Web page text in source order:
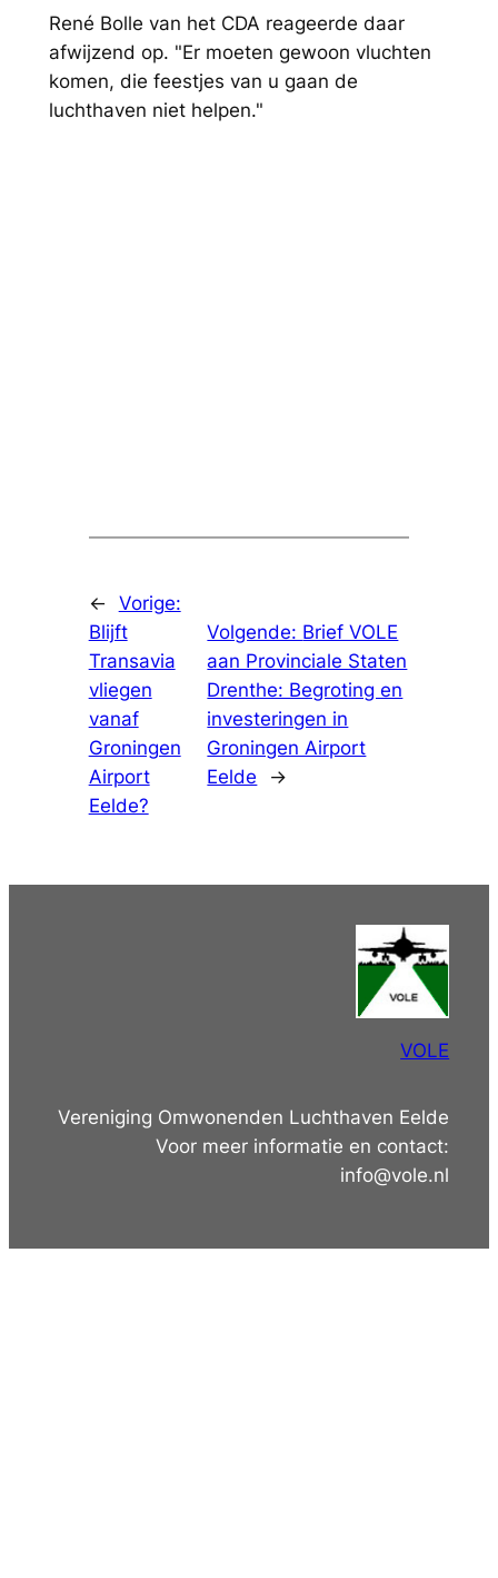
René Bolle van het CDA reageerde daar
afwijzend op. "Er moeten gewoon vluchten
komen, die feestjes van u gaan de
luchthaven niet helpen."
← Vorige:
Blijft
Transavia
vliegen
vanaf
Groningen
Airport
Eelde?
Volgende: Brief VOLE
aan Provinciale Staten
Drenthe: Begroting en
investeringen in
Groningen Airport
Eelde
→
VOLE
Vereniging Omwonenden Luchthaven Eelde
Voor meer informatie en contact:
info@vole.nl